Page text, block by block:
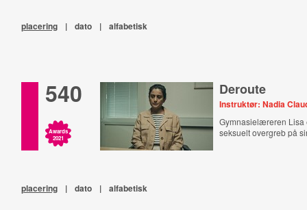
placering | dato | alfabetisk
540
Awards
2021
Deroute
Instruktør: Nadia
Gymnasielæreren Lisa
seksuelt overgreb på
placering | dato | alfabetisk